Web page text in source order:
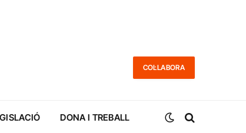
COL·LABORA
DONA I TREBALL